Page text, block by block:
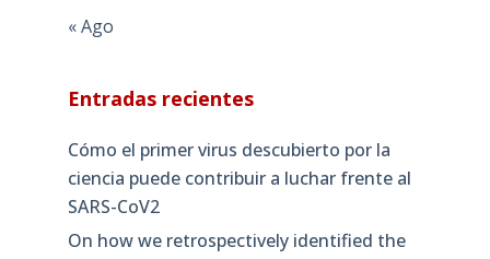
« Ago
Entradas recientes
Cómo el primer virus descubierto por la
ciencia puede contribuir a luchar frente al
SARS-CoV2
On how we retrospectively identified the